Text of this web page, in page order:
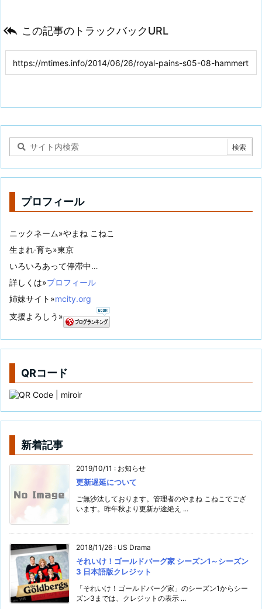
 この記事のトラックバックURL
プロフィール
ニックネーム»やまね こねこ
生まれ·育ち»東京
いろいろあって停滞中…
詳しくは»プロフィール
姉妹サイト»mcity.org
支援よろしう»
QRコード
新着記事
2019/10/11 : お知らせ
更新遅延について
ご無沙汰しております。管理者のやまね こねこでござ
います。昨年秋より更新が途絶え ...
2018/11/26 : US Drama
それいけ！ゴールドバーグ家 シーズン1～シーズン
3 日本語版クレジット
「それいけ！ゴールドバーグ家」のシーズン1からシー
ズン3までは、クレジットの表示 ...